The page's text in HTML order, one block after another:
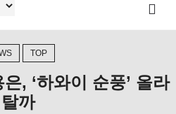
TOP
, ‘하와이 순풍’ 올라
탈까